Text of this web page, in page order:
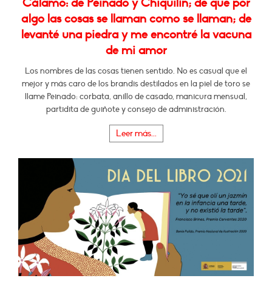
Cálamo: de Peinado y Chiquilín; de que por
algo las cosas se llaman como se llaman; de
levanté una piedra y me encontré la vacuna
de mi amor
Los nombres de las cosas tienen sentido. No es casual que el
mejor y más caro de los brandis destilados en la piel de toro se
llame Peinado: corbata, anillo de casado, manicura mensual,
partidita de guiñote y consejo de administración.
Leer más...